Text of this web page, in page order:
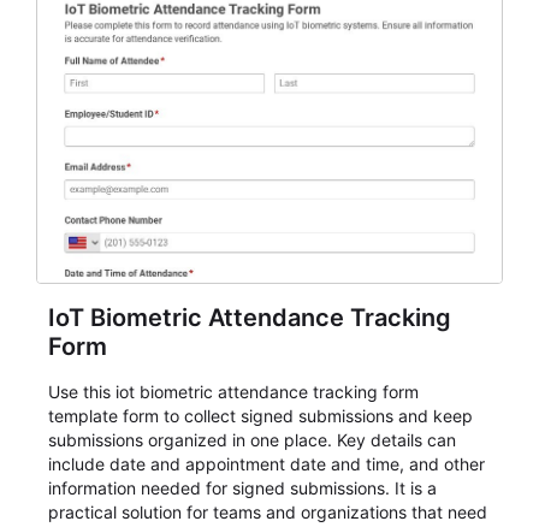
IoT Biometric Attendance Tracking
Form
Use this iot biometric attendance tracking form
template form to collect signed submissions and keep
submissions organized in one place. Key details can
include date and appointment date and time, and other
information needed for signed submissions. It is a
practical solution for teams and organizations that need